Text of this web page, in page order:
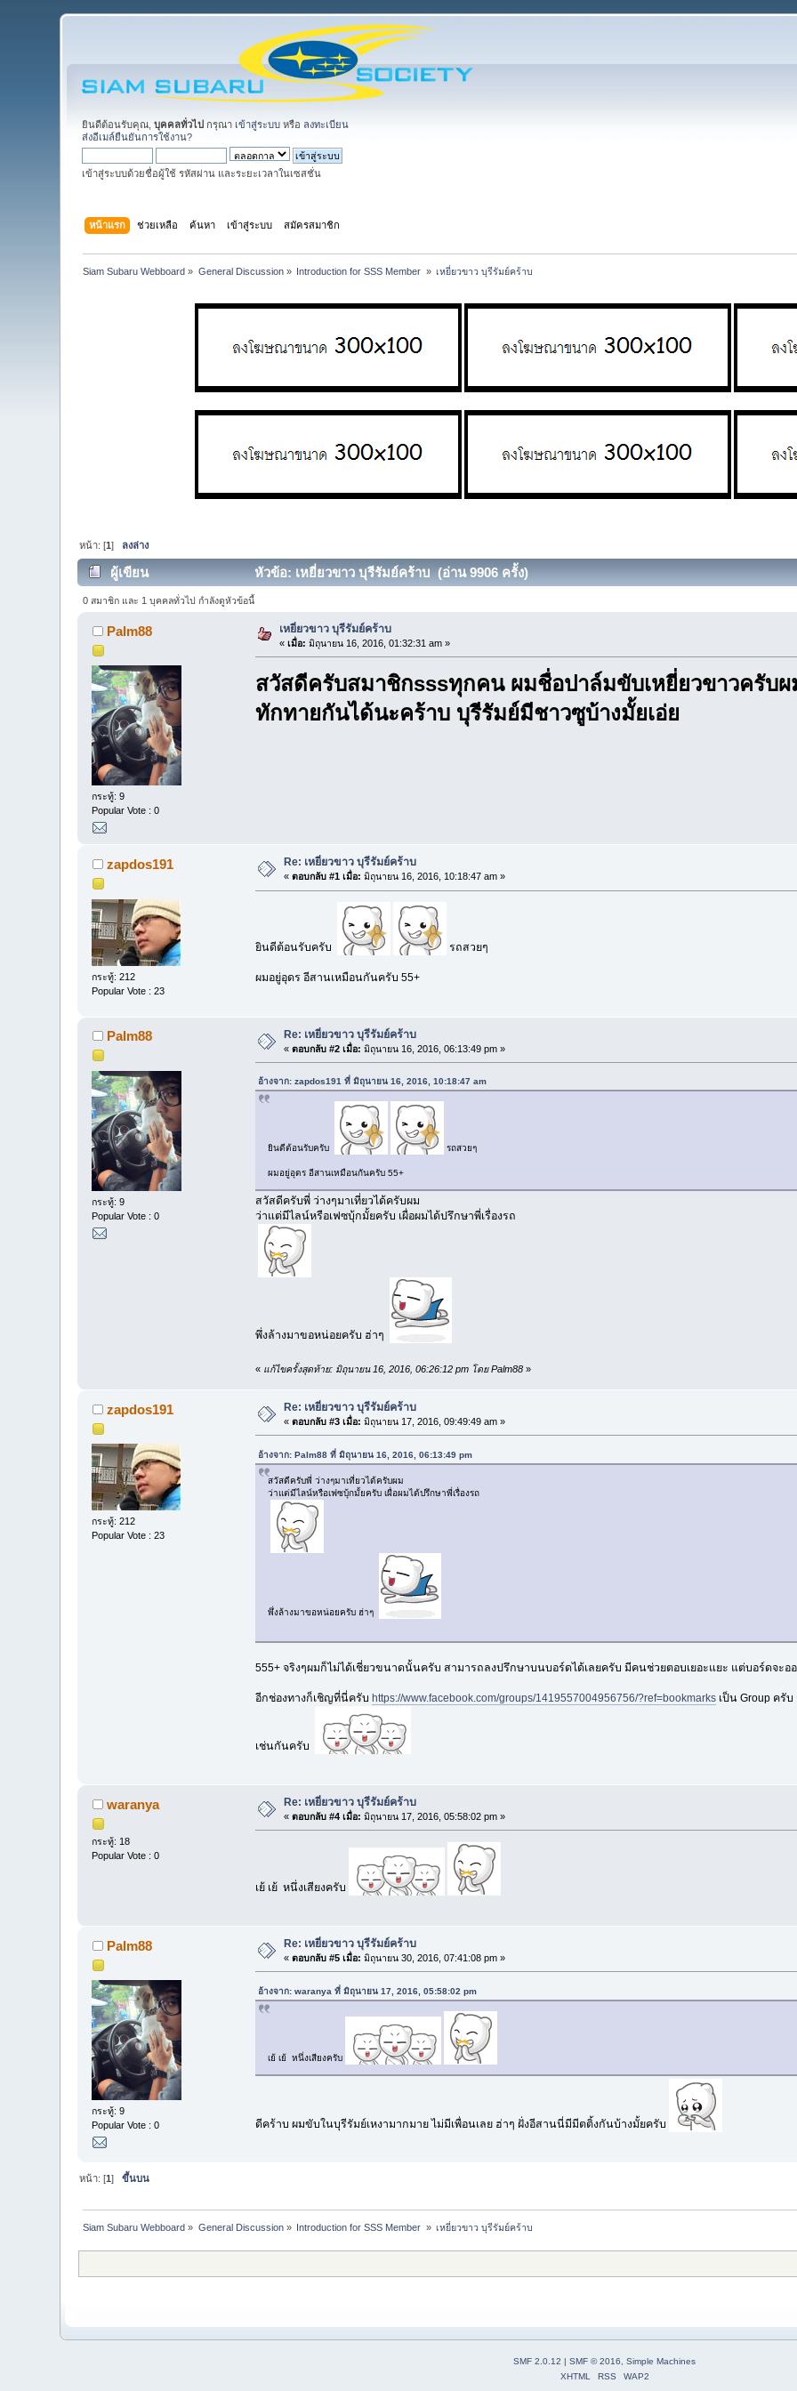
ยินดีต้อนรับคุณ,บุคคลทั่วไป กรุณา เข้าสู่ระบบ หรือ ลงทะเบียน
ส่งอีเมล์ยืนยันการใช้งาน?
เข้าสู่ระบบด้วยชื่อผู้ใช้ รหัสผ่าน และระยะเวลาในเซสชั่น
หน้าแรก ช่วยเหลือ ค้นหา เข้าสู่ระบบ สมัครสมาชิก
Siam Subaru Webboard » General Discussion» Introduction for SSS Member » เหยี่ยวขาว บุรีรัมย์คร้าบ
หน้า: [1] ลงล่าง
ผู้เขียน หัวข้อ: เหยี่ยวขาว บุรีรัมย์คร้าบ (อ่าน 9906 ครั้ง)
0 สมาชิก และ 1 บุคคลทั่วไป กำลังดูหัวข้อนี้
Palm88
กระทู้: 9
Popular Vote : 0
เหยี่ยวขาว บุรีรัมย์คร้าบ
«เมื่อ: มิถุนายน 16, 2016, 01:32:31 am »
สวัสดีครับสมาชิกsssทุกคน ผมชื่อปาล์มขับเหยี่ยวขาวครับผ
ทักทายกันได้นะคร้าบ บุรีรัมย์มีชาวซูบ้างมั้ยเอ่ย
zapdos191
กระทู้: 212
Popular Vote : 23
Re: เหยี่ยวขาว บุรีรัมย์คร้าบ
«ตอบกลับ #1 เมื่อ: มิถุนายน 16, 2016, 10:18:47 am »
ยินดีต้อนรับครับ รถสวยๆ
ผมอยู่อุดร อีสานเหมือนกันครับ 55+
Palm88
กระทู้: 9
Popular Vote : 0
Re: เหยี่ยวขาว บุรีรัมย์คร้าบ
«ตอบกลับ #2 เมื่อ: มิถุนายน 16, 2016, 06:13:49 pm »
อ้างจาก: zapdos191 ที่ มิถุนายน 16, 2016, 10:18:47 am
ยินดีต้อนรับครับ รถสวยๆ
ผมอยู่อุดร อีสานเหมือนกันครับ 55+
สวัสดีครับพี่ ว่างๆมาเที่ยวได้ครับผม
ว่าแต่มีไลน์หรือเฟซบุ้กมั้ยครับ เผื่อผมได้ปรึกษาพี่เรื่องรถ
พึ่งล้างมาขอหน่อยครับ ฮ่าๆ
« แก้ไขครั้งสุดท้าย: มิถุนายน 16, 2016, 06:26:12 pm โดย Palm88»
zapdos191
กระทู้: 212
Popular Vote : 23
Re: เหยี่ยวขาว บุรีรัมย์คร้าบ
«ตอบกลับ #3 เมื่อ: มิถุนายน 17, 2016, 09:49:49 am »
อ้างจาก: Palm88 ที่ มิถุนายน 16, 2016, 06:13:49 pm
สวัสดีครับพี่ ว่างๆมาเที่ยวได้ครับผม
ว่าแต่มีไลน์หรือเฟซบุ้กมั้ยครับ เผื่อผมได้ปรึกษาพี่เรื่องรถ
พึ่งล้างมาขอหน่อยครับ ฮ่าๆ
555+ จริงๆผมก็ไม่ได้เชี่ยวขนาดนั้นครับ สามารถลงปรึกษาบนบอร์ดได้เลยครับ มีคนช่วยตอบเยอะแยะ แต่บอร์ดจะอ
อีกช่องทางก็เชิญที่นี่ครับ https://www.facebook.com/groups/1419557004956756/?ref=bookmarksเป็น Group ครับ
เช่นกันครับ
waranya
กระทู้: 18
Popular Vote : 0
Re: เหยี่ยวขาว บุรีรัมย์คร้าบ
«ตอบกลับ #4 เมื่อ: มิถุนายน 17, 2016, 05:58:02 pm »
เย้ เย้ หนึ่งเสียงครับ
Palm88
กระทู้: 9
Popular Vote : 0
Re: เหยี่ยวขาว บุรีรัมย์คร้าบ
«ตอบกลับ #5 เมื่อ: มิถุนายน 30, 2016, 07:41:08 pm »
อ้างจาก: waranya ที่ มิถุนายน 17, 2016, 05:58:02 pm
เย้ เย้ หนึ่งเสียงครับ
ดีคร้าบ ผมขับในบุรีรัมย์เหงามากมาย ไม่มีเพื่อนเลย ฮ่าๆ ฝั่งอีสานนี่มีมีตติ้งกันบ้างมั้ยครับ
หน้า: [1]ขึ้นบน
Siam Subaru Webboard » General Discussion» Introduction for SSS Member » เหยี่ยวขาว บุรีรัมย์คร้าบ
SMF 2.0.12 | SMF © 2016
Simple Machines
XHTML
RSS WAP2